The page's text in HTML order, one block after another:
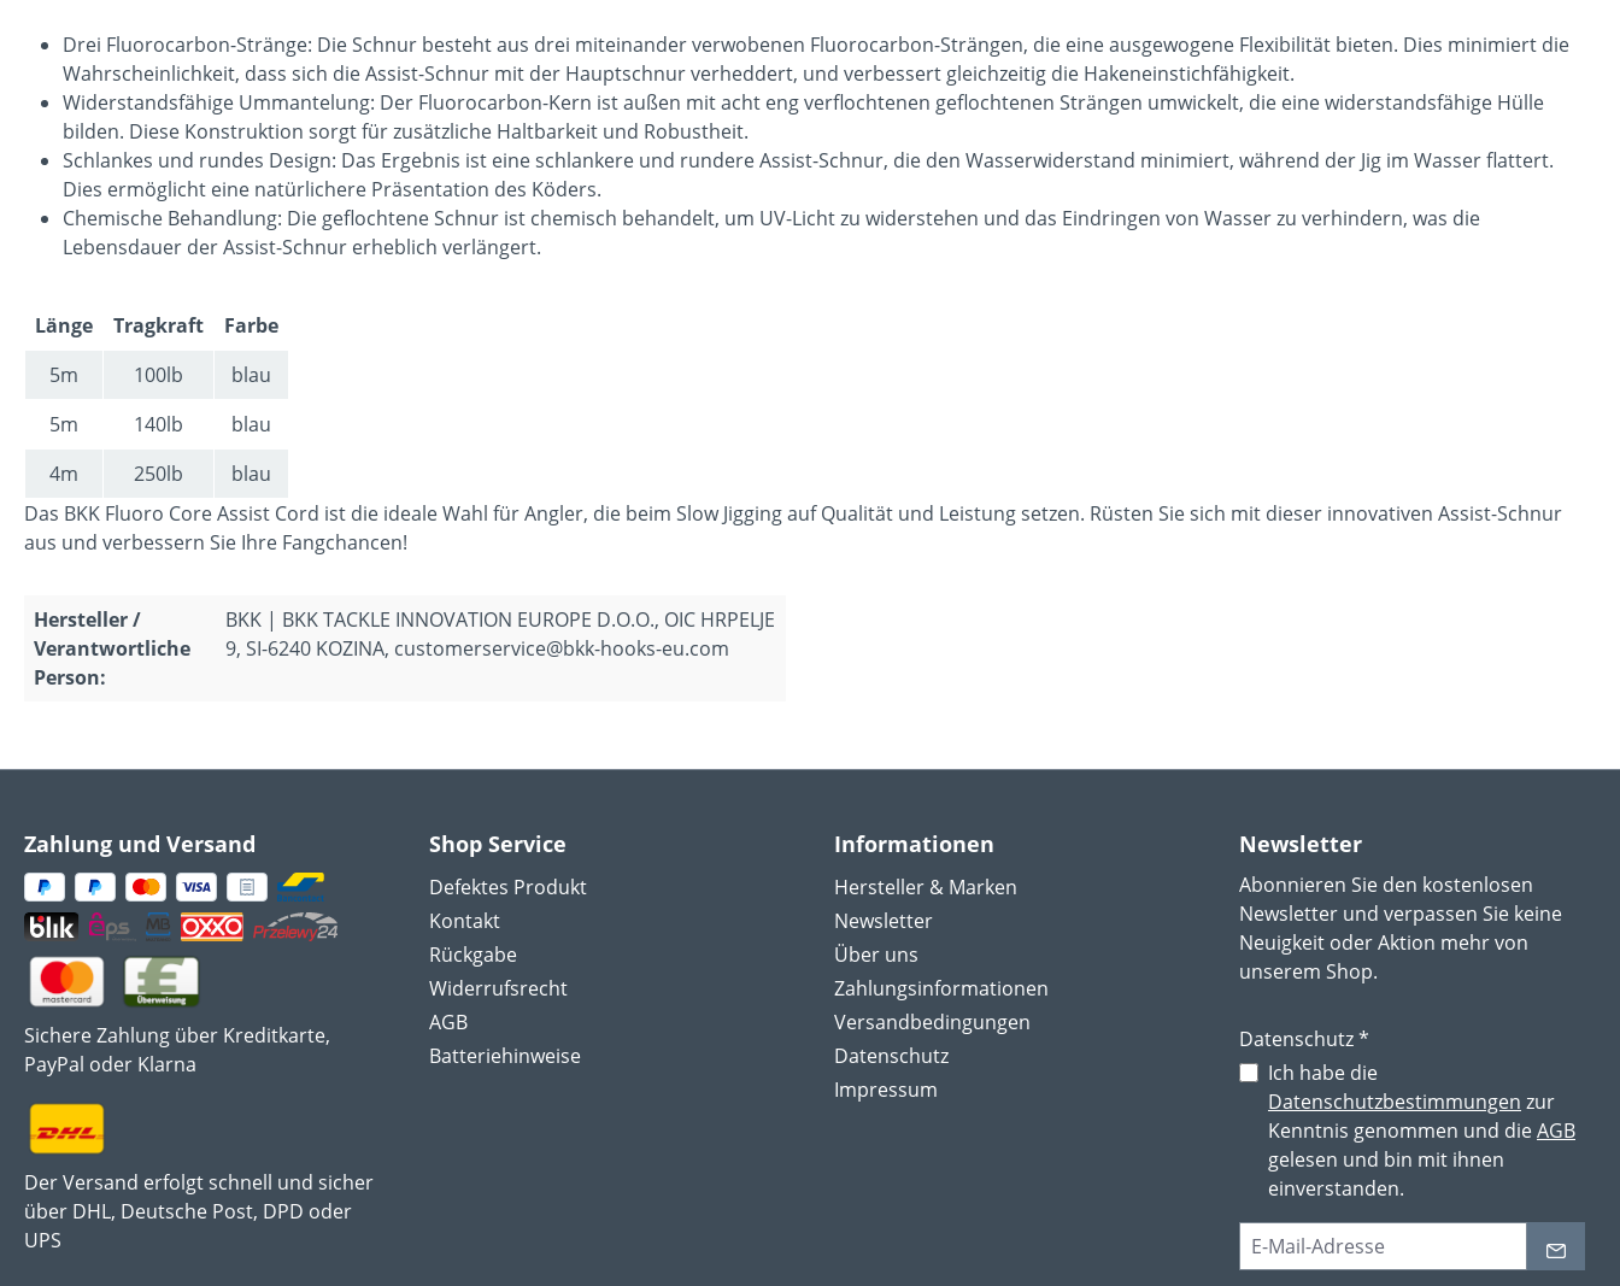
Drei Fluorocarbon-Stränge: Die Schnur besteht aus drei miteinander verwobenen Fluorocarbon-Strängen, die eine ausgewogene Flexibilität bieten. Dies minimiert die
Wahrscheinlichkeit, dass sich die Assist-Schnur mit der Hauptschnur verheddert, und verbessert gleichzeitig die Hakeneinstichfähigkeit.
Widerstandsfähige Ummantelung: Der Fluorocarbon-Kern ist außen mit acht eng verflochtenen geflochtenen Strängen umwickelt, die eine widerstandsfähige Hülle
bilden. Diese Konstruktion sorgt für zusätzliche Haltbarkeit und Robustheit.
Schlankes und rundes Design: Das Ergebnis ist eine schlankere und rundere Assist-Schnur, die den Wasserwiderstand minimiert, während der Jig im Wasser flattert.
Dies ermöglicht eine natürlichere Präsentation des Köders.
Chemische Behandlung: Die geflochtene Schnur ist chemisch behandelt, um UV-Licht zu widerstehen und das Eindringen von Wasser zu verhindern, was die
Lebensdauer der Assist-Schnur erheblich verlängert.
Länge Tragkraft
Farbe
5m
100lb
blau
5m
140lb
blau
4m
250lb
blau
Das BKK Fluoro Core Assist Cord ist die ideale Wahl für Angler, die beim Slow Jigging auf Qualität und Leistung setzen. Rüsten Sie sich mit dieser innovativen Assist-Schnur
aus und verbessern Sie Ihre Fangchancen!
Hersteller /
Verantwortliche
Person:
BKK | BKK TACKLE INNOVATION EUROPE D.O.O., OIC HRPELJE
9, SI-6240 KOZINA, customerservice@bkk-hooks-eu.com
Zahlung und Versand
Sichere Zahlung über Kreditkarte,
PayPal oder Klarna
Der Versand erfolgt schnell und sicher
über DHL, Deutsche Post, DPD oder
UPS
Shop Service
Defektes Produkt
Kontakt
Rückgabe
Widerrufsrecht
AGB
Batteriehinweise
Informationen
Hersteller & Marken
Newsletter
Über uns
Zahlungsinformationen
Versandbedingungen
Datenschutz
Impressum
Newsletter
Abonnieren Sie den kostenlosen
Newsletter und verpassen Sie keine
Neuigkeit oder Aktion mehr von
unserem Shop.
Datenschutz *
Ich habe die
Datenschutzbestimmungen zur
Kenntnis genommen und dieAGB
gelesen und bin mit ihnen
einverstanden.